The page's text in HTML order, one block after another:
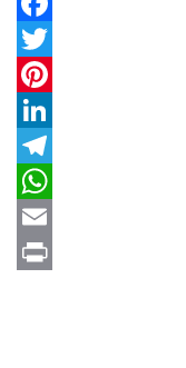
Facebook
Twitter
Pinterest
LinkedIn
Telegram
WhatsApp
Email